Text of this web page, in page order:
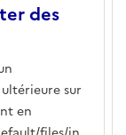
des
sur
en